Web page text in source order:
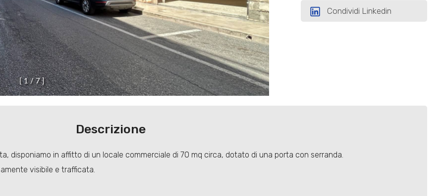
[ 1 / 7 ]
Condividi Linkedin
Descrizione
disponiamo in affitto di un locale commerciale di 70 mq circa, dotato di una porta con serranda.
visibile e trafficata.